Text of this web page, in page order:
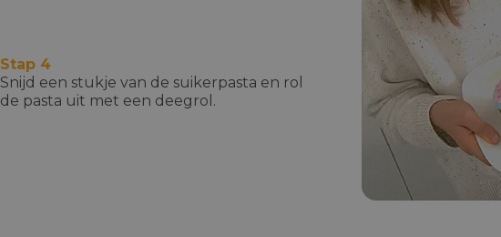
Stap 4
Snijd een stukje van de suikerpasta en rol
de pasta uit met een deegrol.